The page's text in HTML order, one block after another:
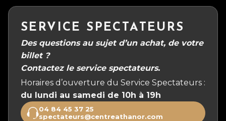
SERVICE SPECTATEURS
Des questions au sujet d’un achat, de votre
billet ?
Contactez le service spectateurs.
Horaires d’ouverture du Service Spectateurs :
du lundi au samedi de 10h à 19h
04 84 45 37 25
spectateurs@centreathanor.com